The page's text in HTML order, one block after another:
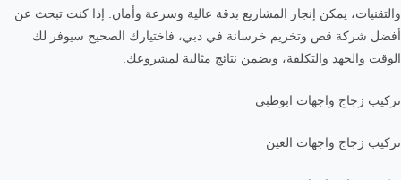
والتقنيات، يمكن إنجاز المشاريع بدقة عالية وسرعة وأمان. إذا كنت تبحث عن
أفضل شركة قص وتخريم خرسانة في دبي، فاختيارك الصحيح سيوفر لك
الوقت والجهد والتكلفة، ويضمن نتائج مثالية لمشروعك.
تركيب زجاج واجهات ابوظبي
تركيب زجاج واجهات العين